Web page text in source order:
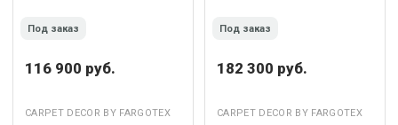
Под заказ
116 900 руб.
CARPET DECOR BY FARGOTEX
Под заказ
182 300 руб.
CARPET DECOR BY FARGOTEX